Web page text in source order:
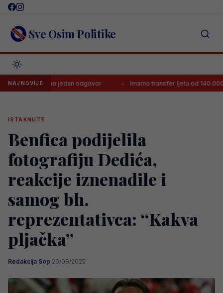
Skip
content Sve Osim Politike
NAJNOVIJE
samo jedan odgovor Imamo transfer ljeta od 140.000.000
ISTAKNUTE
Benfica podijelila
fotografiju Dedića,
reakcije iznenadile i
samog bh.
reprezentativca: “Kakva
pljačka”
Redakcija Sop·26/08/2025